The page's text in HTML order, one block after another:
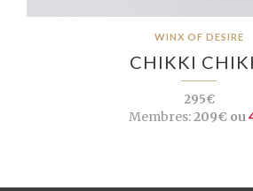
WINX OF DESIRE
CHIKKI
295€
Membres:209€ ou